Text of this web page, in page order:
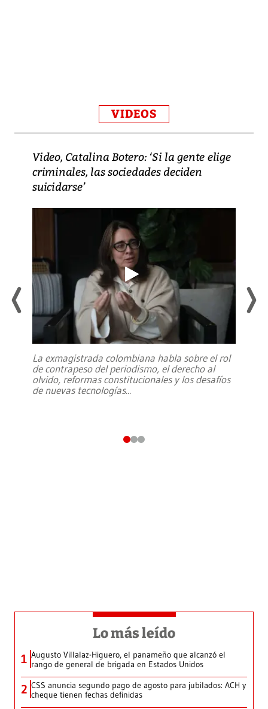
VIDEOS
Video, Catalina Botero: ‘Si la gente elige
criminales, las sociedades deciden
suicidarse’
La exmagistrada colombiana habla sobre el rol
de contrapeso del periodismo, el derecho al
olvido, reformas constitucionales y los desafíos
de nuevas tecnologías...
Lo más leído
1 Augusto Villalaz-Higuero, el panameño que alcanzó el
rango de general de brigada en Estados Unidos
2 CSS anuncia segundo pago de agosto para jubilados: ACH y
cheque tienen fechas definidas